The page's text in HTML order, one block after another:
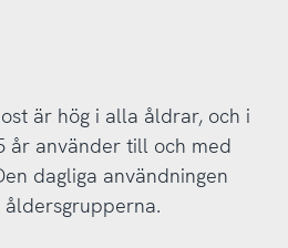
är hög i alla åldrar, och i
år använder till och med
dagliga användningen